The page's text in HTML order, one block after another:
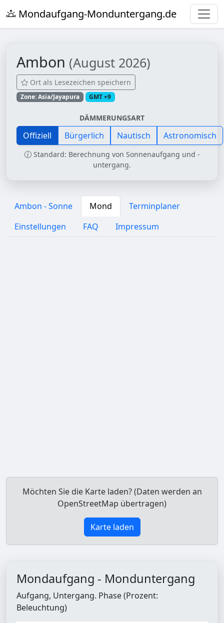
Mondaufgang-Monduntergang.de
Ambon (August 2026)
Ort als Lesezeichen speichern
Zone: Asia/Jayapura GMT +9
DÄMMERUNGSART
Offiziell Bürgerlich Nautisch Astronomisch
Standard: Berechnung von Sonnenaufgang und -
untergang.
Ambon - Sonne Mond
Terminplaner
Einstellungen
FAQ Impressum
Möchten Sie die Karte laden? (Daten werden an
OpenStreetMap übertragen)
Karte laden
Mondaufgang - Monduntergang
Aufgang, Untergang. Phase (Prozent:
Beleuchtung)